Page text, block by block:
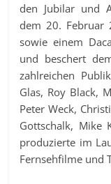
den Jubilar und
dem 20. Februar
sowie einem
und beschert
zahlreichen
Glas, Roy Black,
Peter Weck,
Gottschalk, Mike
produzierte im
Fernsehfilme und